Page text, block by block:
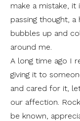
make a mistake,
passing thought,
bubbles up and
around me.
A long time ago I
giving it to
and cared for it,
our affection.
be known,